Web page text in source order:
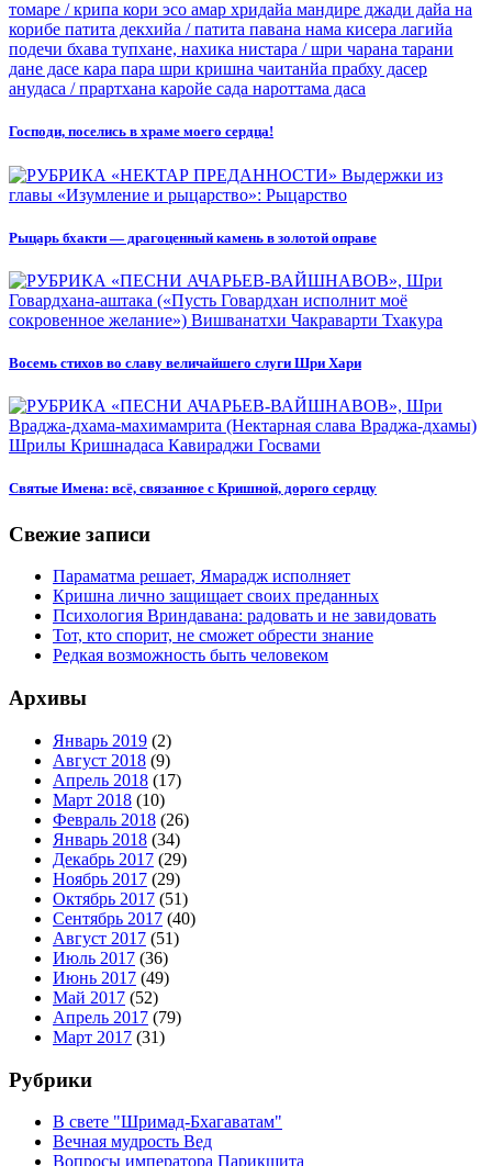
Господи, поселись в храме моего сердца!
Рыцарь бхакти — драгоценный камень в золотой оправе
Восемь стихов во славу величайшего слуги Шри Хари
Святые Имена: всё, связанное с Кришной, дорого сердцу
Свежие записи
Параматма решает, Ямарадж исполняет
Кришна лично защищает своих преданных
Психология Вриндавана: радовать и не завидовать
Тот, кто спорит, не сможет обрести знание
Редкая возможность быть человеком
Архивы
Январь 2019 (2)
Август 2018 (9)
Апрель 2018 (17)
Март 2018 (10)
Февраль 2018 (26)
Январь 2018 (34)
Декабрь 2017 (29)
Ноябрь 2017 (29)
Октябрь 2017 (51)
Сентябрь 2017 (40)
Август 2017 (51)
Июль 2017 (36)
Июнь 2017 (49)
Май 2017 (52)
Апрель 2017 (79)
Март 2017 (31)
Рубрики
В свете "Шримад-Бхагаватам"
Вечная мудрость Вед
Вопросы императора Парикшита